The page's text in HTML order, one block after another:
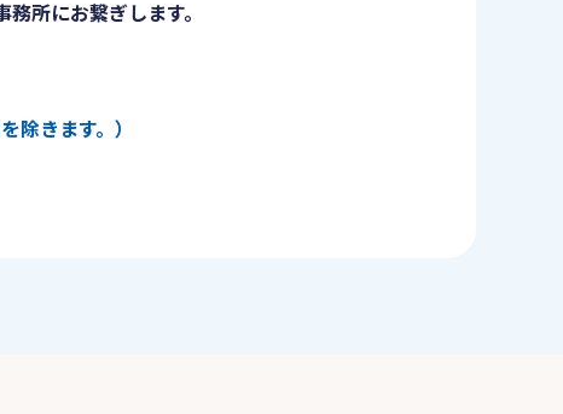
所にお繋ぎします。
きます。）